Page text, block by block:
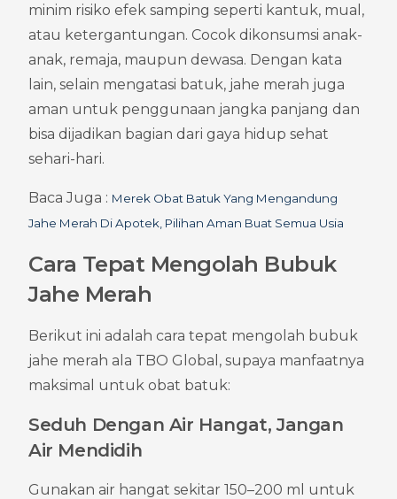
minim risiko efek samping seperti kantuk, mual,
atau ketergantungan. Cocok dikonsumsi anak-
anak, remaja, maupun dewasa. Dengan kata
lain, selain mengatasi batuk, jahe merah juga
aman untuk penggunaan jangka panjang dan
bisa dijadikan bagian dari gaya hidup sehat
sehari-hari.
Baca Juga : Merek Obat Batuk Yang Mengandung
Jahe Merah Di Apotek, Pilihan Aman Buat Semua Usia
Cara Tepat Mengolah Bubuk
Jahe Merah
Berikut ini adalah cara tepat mengolah bubuk
jahe merah ala TBO Global, supaya manfaatnya
maksimal untuk obat batuk:
Seduh Dengan Air Hangat, Jangan
Air Mendidih
Gunakan air hangat sekitar 150–200 ml untuk